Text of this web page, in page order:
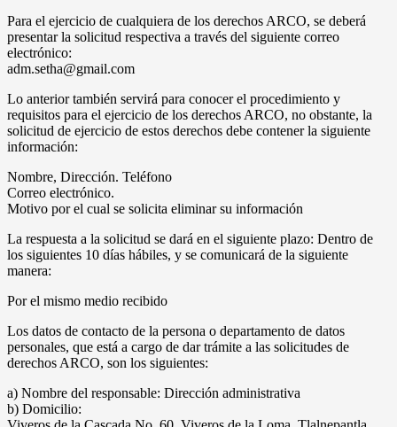
Para el ejercicio de cualquiera de los derechos ARCO, se deberá
presentar la solicitud respectiva a través del siguiente correo
electrónico:
adm.setha@gmail.com
Lo anterior también servirá para conocer el procedimiento y
requisitos para el ejercicio de los derechos ARCO, no obstante, la
solicitud de ejercicio de estos derechos debe contener la siguiente
información:
Nombre, Dirección. Teléfono
Correo electrónico.
Motivo por el cual se solicita eliminar su información
La respuesta a la solicitud se dará en el siguiente plazo: Dentro de
los siguientes 10 días hábiles, y se comunicará de la siguiente
manera:
Por el mismo medio recibido
Los datos de contacto de la persona o departamento de datos
personales, que está a cargo de dar trámite a las solicitudes de
derechos ARCO, son los siguientes:
a) Nombre del responsable: Dirección administrativa
b) Domicilio: